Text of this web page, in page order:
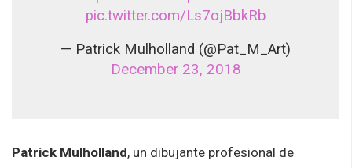
pic.twitter.com/Ls7ojBbkRb
— Patrick Mulholland (@Pat_M_Art)
December 23, 2018
Patrick Mulholland, un dibujante profesional de